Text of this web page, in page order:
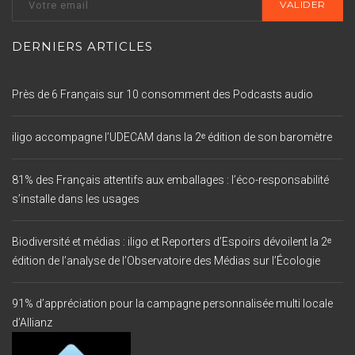
DERNIERS ARTICLES
Près de 6 Français sur 10 consomment des Podcasts audio
iligo accompagne l’UDECAM dans la 2ᵉ édition de son baromètre
81% des Français attentifs aux emballages : l’éco-responsabilité
s’installe dans les usages
Biodiversité et médias : iligo et Reporters d’Espoirs dévoilent la 2ᵉ
édition de l’analyse de l’Observatoire des Médias sur l’Écologie
91% d’appréciation pour la campagne personnalisée multi locale
d’Allianz